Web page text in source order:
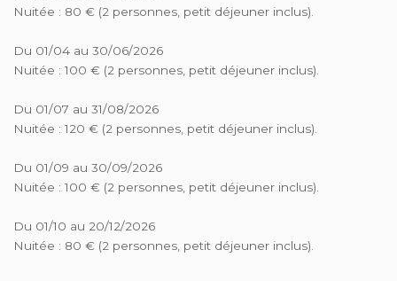
Nuitée : 80 € (2 personnes, petit déjeuner inclus).
Du 01/04 au 30/06/2026
Nuitée : 100 € (2 personnes, petit déjeuner inclus).
Du 01/07 au 31/08/2026
Nuitée : 120 € (2 personnes, petit déjeuner inclus).
Du 01/09 au 30/09/2026
Nuitée : 100 € (2 personnes, petit déjeuner inclus).
Du 01/10 au 20/12/2026
Nuitée : 80 € (2 personnes, petit déjeuner inclus).